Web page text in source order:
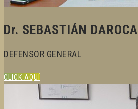
Dr. SEBASTIÁN DAROCA
DEFENSOR GENERAL
CLICK AQUÍ